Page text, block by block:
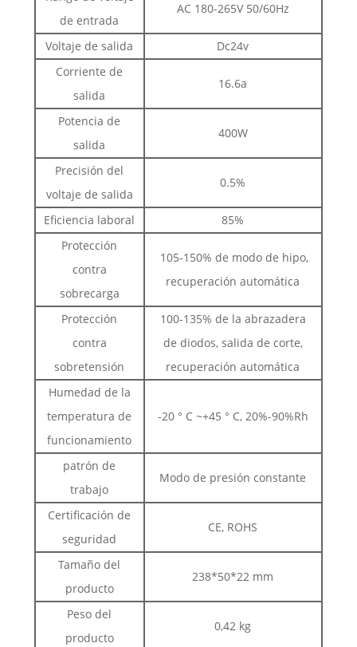
de entrada
AC 180-265V 50/60Hz
Voltaje de salida
Dc24v
Corriente de
salida
16.6a
Potencia de
salida
400W
Precisión del
voltaje de salida
0.5%
Eficiencia laboral
85%
Protección
contra
sobrecarga
105-150% de modo de hipo,
recuperación automática
Protección
contra
sobretensión
100-135% de la abrazadera
de diodos, salida de corte,
recuperación automática
Humedad de la
temperatura de
funcionamiento
-20 ° C ~+45 ° C, 20%-90%Rh
patrón de
trabajo
Modo de presión constante
Certificación de
seguridad
CE, ROHS
Tamaño del
producto
238*50*22 mm
Peso del
producto
0,42 kg